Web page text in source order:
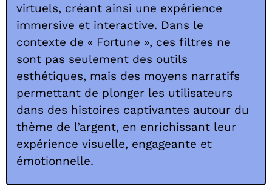
virtuels, créant ainsi une expérience
immersive et interactive. Dans le
contexte de « Fortune », ces filtres ne
sont pas seulement des outils
esthétiques, mais des moyens narratifs
permettant de plonger les utilisateurs
dans des histoires captivantes autour du
thème de l’argent, en enrichissant leur
expérience visuelle, engageante et
émotionnelle.